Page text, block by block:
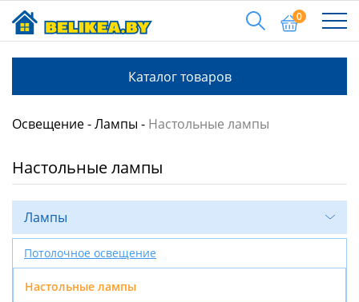
0
Каталог товаров
Освещение Лампы Настольные лампы
Настольные лампы
Лампы
Потолочное освещение
Настольные лампы